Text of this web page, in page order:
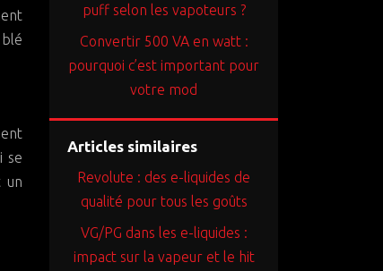
se
un
puff selon les vapoteurs ?
Convertir 500 VA en watt :
pourquoi c’est important pour
votre mod
Articles similaires
Revolute : des e-liquides de
qualité pour tous les goûts
VG/PG dans les e-liquides :
impact sur la vapeur et le hit